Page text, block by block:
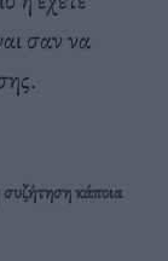
σαν να
κάποια